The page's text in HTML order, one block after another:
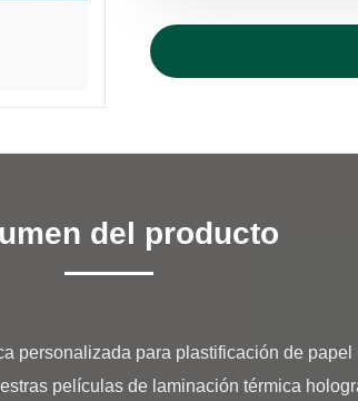
del producto
películas de laminación térmica